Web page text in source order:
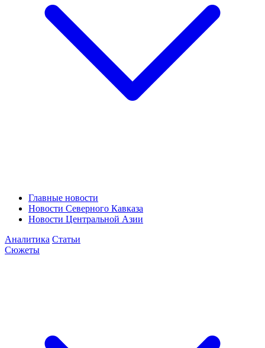
Главные новости
Новости Северного Кавказа
Новости Центральной Азии
Аналитика Статьи
Сюжеты